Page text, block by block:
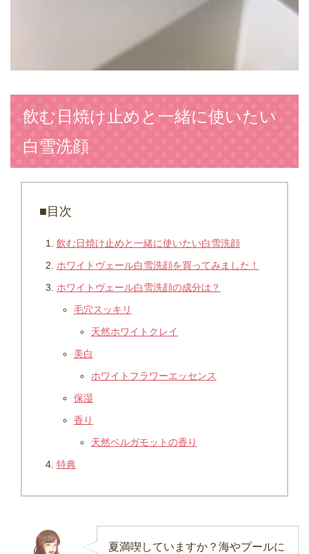
飲む日焼け止めと一緒に使いたい
白雪洗顔
■目次
飲む日焼け止めと一緒に使いたい白雪洗顔
ホワイトヴェール白雪洗顔を買ってみました！
ホワイトヴェール白雪洗顔の成分は？
毛穴スッキリ
天然ホワイトクレイ
美白
ホワイトフラワーエッセンス
保湿
香り
天然ベルガモットの香り
特典
夏満喫していますか？海やプールに